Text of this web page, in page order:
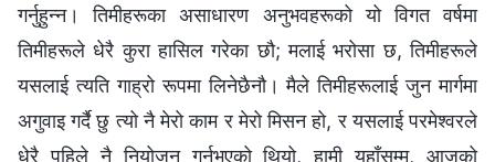
गर्नुहुन्न। तिमीहरूका असाधारण अनुभवहरूको यो विगत वर्षमा
तिमीहरूले धेरै कुरा हासिल गरेका छौ; मलाई भरोसा छ, तिमीहरूले
यसलाई त्यति गाह्रो रूपमा लिनेछैनौ। मैले तिमीहरूलाई जुन मार्गमा
अगुवाइ गर्दै छु त्यो नै मेरो काम र मेरो मिसन हो, र यसलाई परमेश्‍वरले
धेरै पहिले नै नियोजन गर्नुभएको थियो, हामी यहाँसम्म, आजको